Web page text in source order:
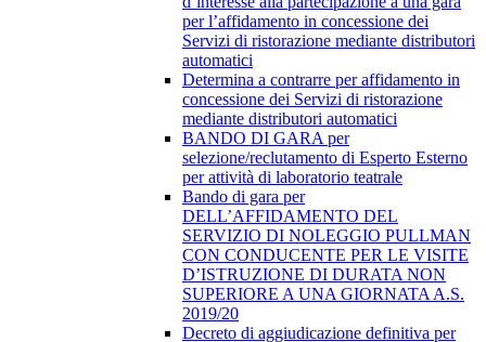
per l’affidamento in concessione dei
Servizi di ristorazione mediante distributori
automatici
Determina a contrarre per affidamento in
concessione dei Servizi di ristorazione
mediante distributori automatici
BANDO DI GARA per
selezione/reclutamento di Esperto Esterno
per attività di laboratorio teatrale
Bando di gara per
DELL’AFFIDAMENTO DEL
SERVIZIO DI NOLEGGIO PULLMAN
CON CONDUCENTE PER LE VISITE
D’ISTRUZIONE DI DURATA NON
SUPERIORE A UNA GIORNATA A.S.
2019/20
Decreto di aggiudicazione definitiva per